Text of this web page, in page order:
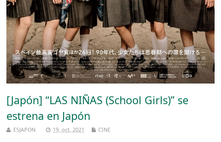
[Japón] “LAS NIÑAS (School Girls)” se
estrena en Japón
ESJAPON 19, oct, 2021 CINE